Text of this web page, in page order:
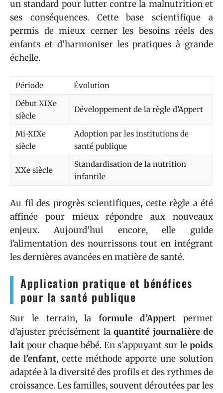
un standard pour lutter contre la malnutrition et
ses conséquences. Cette base scientifique a
permis de mieux cerner les besoins réels des
enfants et d’harmoniser les pratiques à grande
échelle.
Période
Évolution
Début XIXe
siècle
Développement de la règle d’Appert
Mi-XIXe
siècle
Adoption par les institutions de
santé publique
XXe siècle
Standardisation de la nutrition
infantile
Au fil des progrès scientifiques, cette règle a été
affinée pour mieux répondre aux nouveaux
enjeux. Aujourd’hui encore, elle guide
l’alimentation des nourrissons tout en intégrant
les dernières avancées en matière de santé.
Application pratique et bénéfices
pour la santé publique
Sur le terrain, laformule d’Appert permet
d’ajuster précisément laquantité journalière de
lait pour chaque bébé. En s’appuyant sur le poids
de l’enfant, cette méthode apporte une solution
adaptée à la diversité des profils et des rythmes de
croissance. Les familles, souvent déroutées par les